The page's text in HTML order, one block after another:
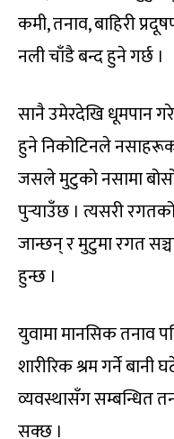
कमी, तनाव, बाहिरी
नली चाँडै बन्द हुने गर्छ ।
सानै उमेरदेखि धूमपान
हुने निकोटिनले नसाहरूको
जसले मुटुको नसामा
पुर्‍याउँछ । त्यसरी
जान्छन् र मुटुमा रगत
हुन्छ ।
युवामा मानसिक तनाव
शारीरिक श्रम गर्ने बानी
व्यवस्थासँग सम्बन्धित
सक्छ ।